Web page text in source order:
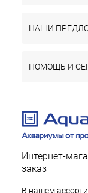
НАШИ
ПОМОЩЬ И
Интернет-
заказ
В нашем